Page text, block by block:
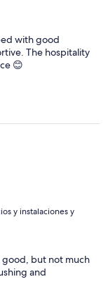
with good
The hospitality
😊
y instalaciones y
good, but not much
and